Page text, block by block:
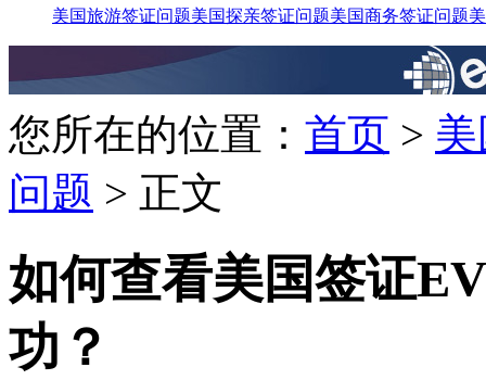
美国旅游签证问题美国探亲签证问题美国商务签证问题
您所在的位置： 首页 >
问题 > 正文
如何查看美国签证
功？